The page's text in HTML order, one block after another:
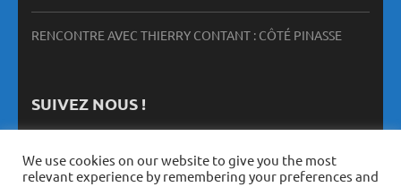
RENCONTRE AVEC THIERRY CONTANT : CÔTÉ PINASSE
SUIVEZ NOUS !
We use cookies on our website to give you the most
relevant experience by remembering your preferences and